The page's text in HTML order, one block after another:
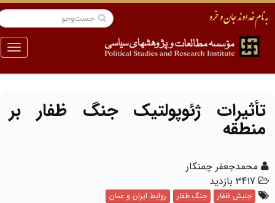
منو
تأثیرات ژئوپولتیک جنگ ظفار بر
منطقه
محمدجعفر چمنکار
3417 بازدید
جنبش ظفار جنگ طفار روابط ایران و عمان